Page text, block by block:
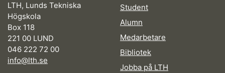
LTH, Lunds Tekniska
Högskola
Box 118
221 00 LUND
046 222 72 00
info@lth.se
Student
Alumn
Medarbetare
Bibliotek
Jobba på LTH